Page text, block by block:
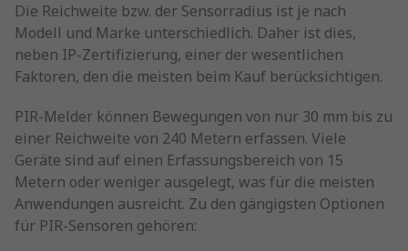
Die Reichweite bzw. der Sensorradius ist je nach
Modell und Marke unterschiedlich. Daher ist dies,
neben IP-Zertifizierung, einer der wesentlichen
Faktoren, den die meisten beim Kauf berücksichtigen.
PIR-Melder können Bewegungen von nur 30 mm bis zu
einer Reichweite von 240 Metern erfassen. Viele
Geräte sind auf einen Erfassungsbereich von 15
Metern oder weniger ausgelegt, was für die meisten
Anwendungen ausreicht. Zu den gängigsten Optionen
für PIR-Sensoren gehören: